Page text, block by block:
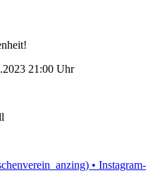
21:00 Uhr
• Instagram-